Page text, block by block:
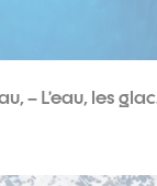
– L’eau, les